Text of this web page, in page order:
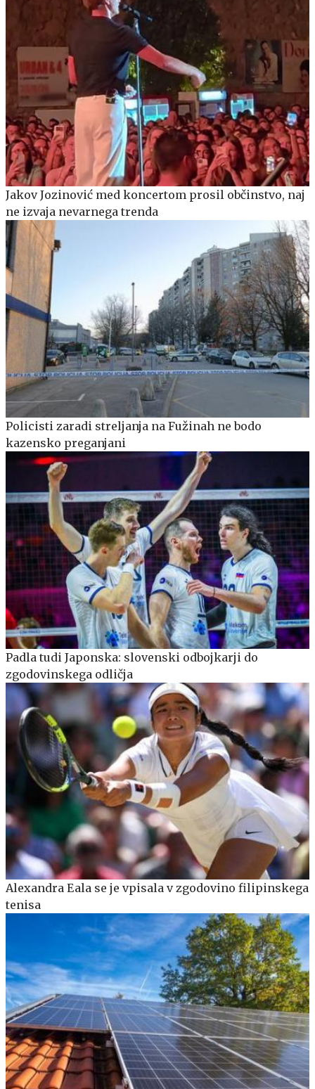
Jakov Jozinović med koncertom prosil občinstvo, naj
ne izvaja nevarnega trenda
Policisti zaradi streljanja na Fužinah ne bodo
kazensko preganjani
Padla tudi Japonska: slovenski odbojkarji do
zgodovinskega odličja
Alexandra Eala se je vpisala v zgodovino filipinskega
tenisa